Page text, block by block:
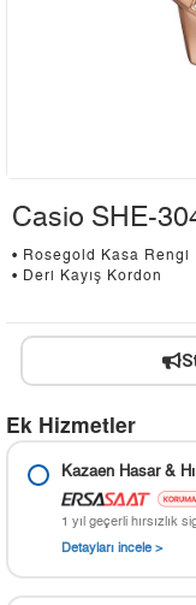
Casio SHE-
• Rosegold Kasa Rengi
• Deri Kayış Kordon
Ek Hizmetler
Kazaen Hasar &
1 yıl geçerli hırsızlık
Detayları incele >